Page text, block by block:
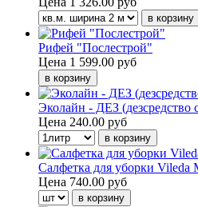
Рифей "Послестрой"
Цена 1 599.00 руб
Эколайн - ДЕЗ
Цена 240.00 руб
Салфетка для уборки
Цена 740.00 руб